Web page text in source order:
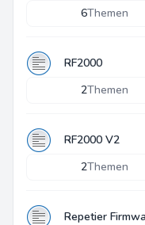
6Themen
RF2000
2Themen
RF2000 V2
2Themen
Repetier